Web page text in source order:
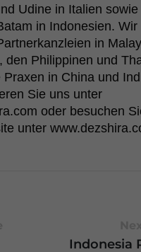
Udine in Italien sowie
in Indonesien. Wir
in
den Philippinen und
Praxen in China und
Sie uns unter
oder besuchen
unter
Indonesia